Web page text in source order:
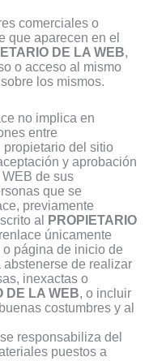
comerciales o
que aparecen en el
DE LA WEB,
o acceso al mismo
los mismos.
no implica en
entre
propietario del sitio
y aprobación
de sus
que se
previamente
al PROPIETARIO
únicamente
página de inicio de
de realizar
inexactas o
DE LA WEB , o incluir
costumbres y al
responsabiliza del
puestos a